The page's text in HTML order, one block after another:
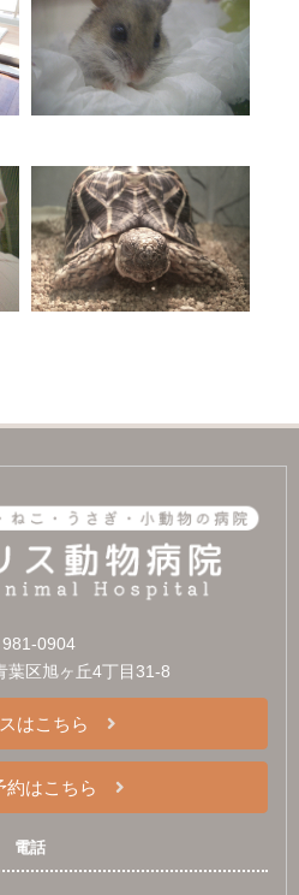
981-0904
葉区旭ヶ丘4丁目31-8
はこちら
約はこちら
電話